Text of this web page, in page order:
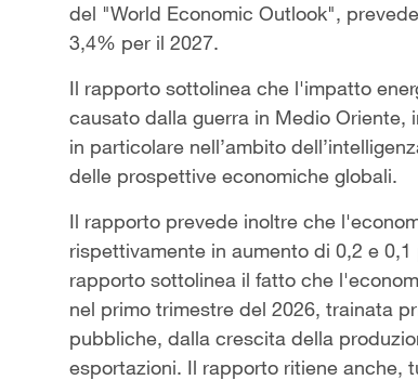
del "World Economic Outlook",
3,4% per il 2027.
Il rapporto sottolinea che l'impatto
causato dalla guerra in Medio
in particolare nell’ambito
delle prospettive economiche globali.
Il rapporto prevede inoltre che
rispettivamente in aumento di 0,2 e
rapporto sottolinea il fatto che
nel primo trimestre del 2026, trainata
pubbliche, dalla crescita della
esportazioni. Il rapporto ritiene anche,